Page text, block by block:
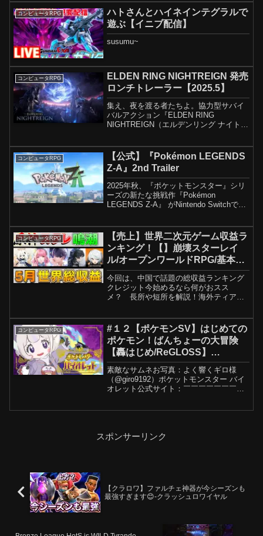
どんな内容なのかぜひお見逃しなく！7月
28日(月...
コンピュータRPG
ハトさんとハイネインテグラルで
遊ぶ【イニブ配信】
susumu~
コンピュータRPG
ELDEN RING NIGHTREIGN 発売
ロンチトレーラー【2025.5】
集え、夜を渡る者たちよ。協力型サバイ
バルアクション『ELDEN RING
NIGHTREIGN（エルデンリング ナイトレ
に圧倒的なシチュエーションに挑むアク
ション...
コンピュータRPG
【公式】『Pokémon LEGENDS
Z-A』2nd Trailer
2025年秋、『ポケットモンスター』シリ
ーズの新たな挑戦作『Pokémon
LEGENDS Z-A』 がNintendo Switchで発
ィ」！チコリータ・ポカブ・ワニノコ...
コンピュータRPG
【売上】世界二次元ゲーム収益ラ
ンキング！【】崩壊スターレイ
ル/オープンワールドRPG/基本無
料/スマホ/明日方舟/サービス終了/
サ終 オワコン ゼンレスゾーン
ゼロ セルラン
今回は、中国で話題の総収益ランキング
クレジット今始めるなら何がおスス
メ？ 長所や短所を解説！海外ティアリ
向開始!?最難関コンテンツの「逆境深
塔」を限定無しの恒常キャ...
コンピュータRPG
#１２【ポケモンSV】はじめての
ポケモン！ばんちょーの大冒険
【轟はじめ/ReGLOSS】
#hololivedev_is
素敵なサムネお写真：よく響くギロ様
（@giro9192）ポケットモンスター バイ
オレット公式サイト：￣￣￣￣￣￣￣￣
スポンサーリンク
【クラロワ】ファルチェ神器が今シーズンも
最強すぎます😊-クラッシュロワイヤル